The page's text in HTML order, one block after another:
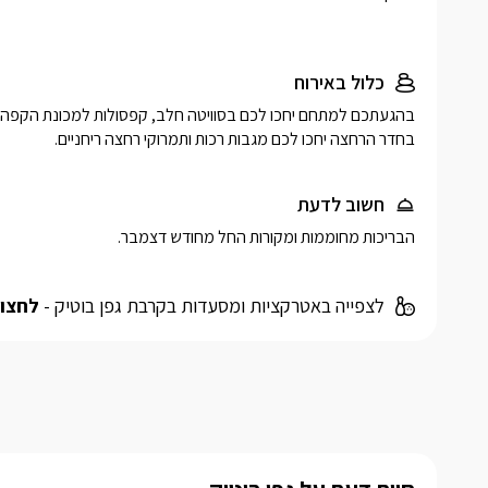
כלול באירוח
בחדר הרחצה יחכו לכם מגבות רכות ותמרוקי רחצה ריחניים.
חשוב לדעת
הבריכות מחוממות ומקורות החל מחודש דצמבר.
לצפייה באטרקציות ומסעדות בקרבת גפן בוטיק -